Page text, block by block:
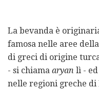
La bevanda è
famosa nelle aree
di greci di origine
- si chiama aryan lì -
nelle regioni greche di